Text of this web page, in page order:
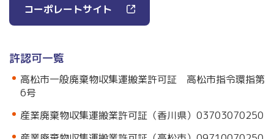
コーポレートサイト
許認可一覧
高松市一般廃棄物収集運搬業許可証 高松市指令環指第
6号
産業廃棄物収集運搬業許可証（香川県）03703070250